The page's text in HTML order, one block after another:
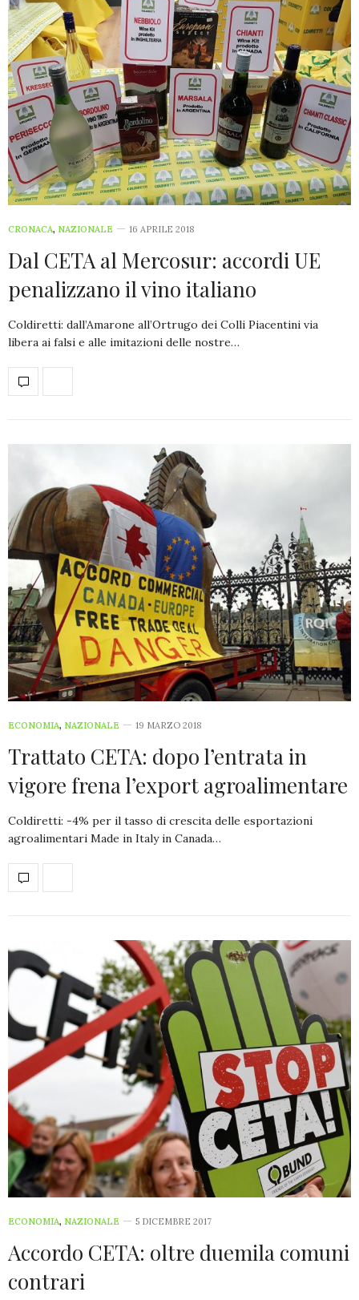
CRONACA, NAZIONALE 16 APRILE 2018
Dal CETA al Mercosur: accordi UE
penalizzano il vino italiano
Coldiretti: dall’Amarone all’Ortrugo dei Colli Piacentini via
libera ai falsi e alle imitazioni delle nostre…
ECONOMIA, NAZIONALE 19 MARZO 2018
Trattato CETA: dopo l’entrata in
vigore frena l’export agroalimentare
Coldiretti: -4% per il tasso di crescita delle esportazioni
agroalimentari Made in Italy in Canada…
ECONOMIA, NAZIONALE 5 DICEMBRE 2017
Accordo CETA: oltre duemila comuni
contrari